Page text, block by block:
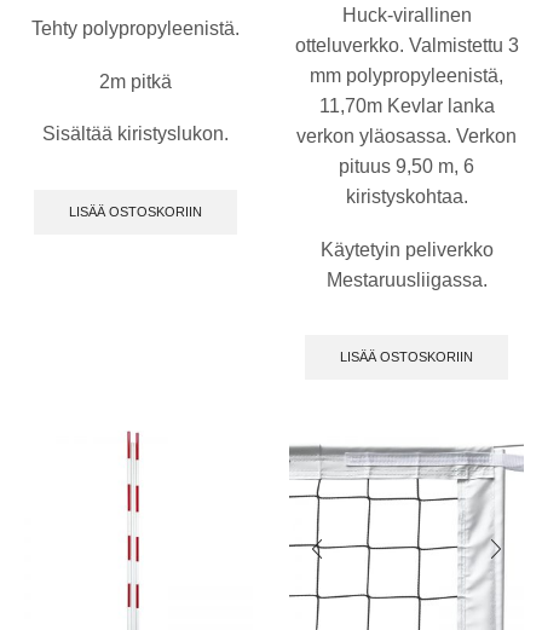
Tehty polypropyleenistä.
2m pitkä
Sisältää kiristyslukon.
LISÄÄ OSTOSKORIIN
Huck-virallinen
otteluverkko. Valmistettu 3
mm polypropyleenistä,
11,70m Kevlar lanka
verkon yläosassa. Verkon
pituus 9,50 m, 6
kiristyskohtaa.
Käytetyin peliverkko
Mestaruusliigassa.
LISÄÄ OSTOSKORIIN